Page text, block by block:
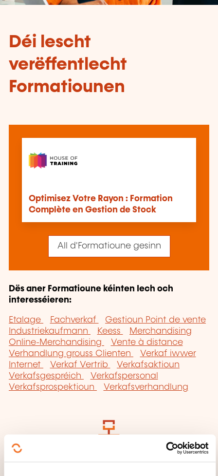
Déi lescht
verëffentlecht
Formatiounen
Optimisez Votre Rayon : Formation
Complète en Gestion de Stock
All d'Formatioune gesinn
Dës aner Formatioune kéinten Iech och
interesséieren:
Etalage Fachverkaf
Gestioun Point de vente
Industriekaufmann
Keess
Merchandising
Online-Merchandising
Vente à distance
Verhandlung grouss Clienten
Verkaf iwwer
Internet
Verkaf Vertrib
Verkafsaktioun
Verkafsgespréich
Verkafspersonal
Verkafsprospektioun
Verkafsverhandlung
Klickt hei fir op